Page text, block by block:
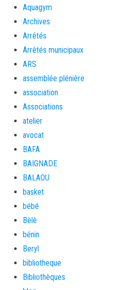
Aquagym
Archives
Arrêtés
Arrêtés municipaux
ARS
assemblée plénière
association
Associations
atelier
avocat
BAFA
BAIGNADE
BALAOU
basket
bébé
Bèlè
bénin
Beryl
bibliotheque
Bibliothèques